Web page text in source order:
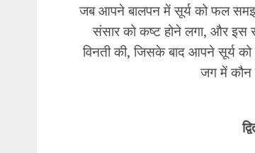
जब आपने बालपन में सूर्य को फल
संसार को कष्ट होने लगा, और
विनती की, जिसके बाद आपने सूर्य
जग में कौन